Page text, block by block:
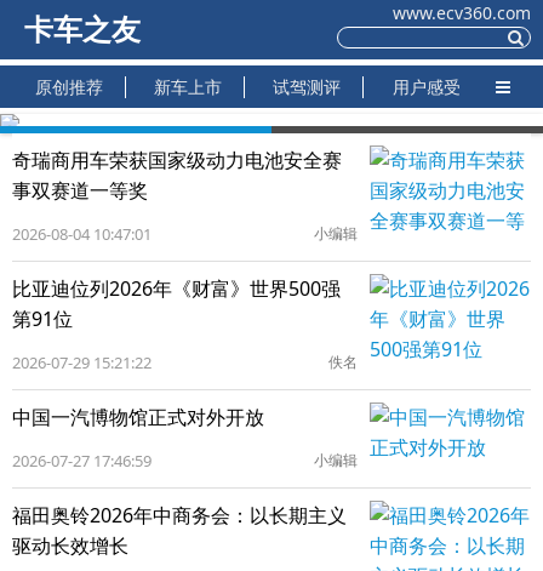
卡车之友
www.ecv360.com
原创推荐 新车上市 试驾测评 用户感受
奇瑞商用车荣获国家级动力电池安全赛
事双赛道一等奖
2026-08-04 10:47:01 小编辑
比亚迪位列2026年《财富》世界500强
第91位
2026-07-29 15:21:22 佚名
中国一汽博物馆正式对外开放
2026-07-27 17:46:59 小编辑
福田奥铃2026年中商务会：以长期主义
驱动长效增长